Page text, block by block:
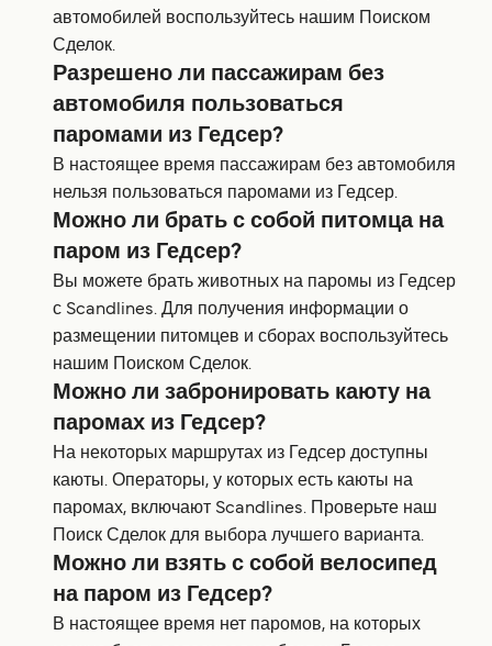
автомобилей воспользуйтесь нашим Поиском
Сделок.
Разрешено ли пассажирам без
автомобиля пользоваться
паромами из Гедсер?
В настоящее время пассажирам без автомобиля
нельзя пользоваться паромами из Гедсер.
Можно ли брать с собой питомца на
паром из Гедсер?
Вы можете брать животных на паромы из Гедсер
с Scandlines. Для получения информации о
размещении питомцев и сборах воспользуйтесь
нашим Поиском Сделок.
Можно ли забронировать каюту на
паромах из Гедсер?
На некоторых маршрутах из Гедсер доступны
каюты. Операторы, у которых есть каюты на
паромах, включают Scandlines. Проверьте наш
Поиск Сделок для выбора лучшего варианта.
Можно ли взять с собой велосипед
на паром из Гедсер?
В настоящее время нет паромов, на которых